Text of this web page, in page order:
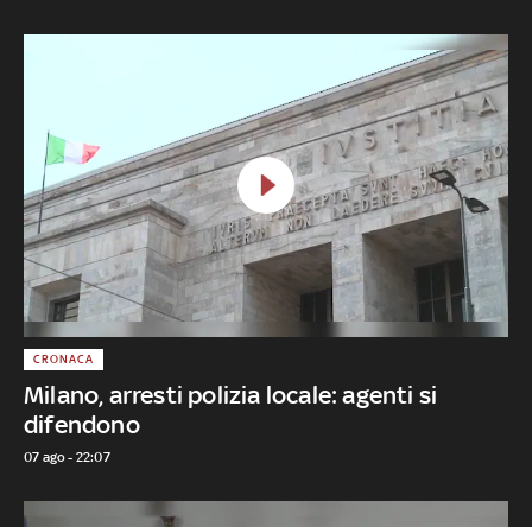
Milano, arresti polizia locale: agenti si
difendono
CRONACA
07 ago - 22:07